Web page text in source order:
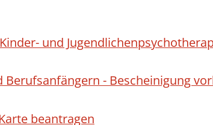
und
- Bescheinigung
beantragen